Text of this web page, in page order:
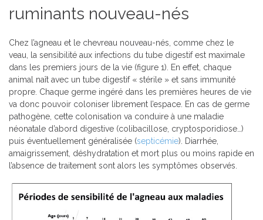
ruminants nouveau-nés
Chez l’agneau et le chevreau nouveau-nés, comme chez le
veau, la sensibilité aux infections du tube digestif est maximale
dans les premiers jours de la vie (figure 1). En effet, chaque
animal naît avec un tube digestif « stérile » et sans immunité
propre. Chaque germe ingéré dans les premières heures de vie
va donc pouvoir coloniser librement l’espace. En cas de germe
pathogène, cette colonisation va conduire à une maladie
néonatale d’abord digestive (colibacillose, cryptosporidiose…)
puis éventuellement généralisée (septicémie). Diarrhée,
amaigrissement, déshydratation et mort plus ou moins rapide en
l’absence de traitement sont alors les symptômes observés.